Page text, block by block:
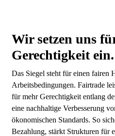
Wir setzen uns
Gerechtigkeit ein.
Das Siegel steht für einen fairen
Arbeitsbedingungen. Fairtrade
für mehr Gerechtigkeit entlang
eine nachhaltige Verbesserung
ökonomischen Standards. So
Bezahlung, stärkt Strukturen für